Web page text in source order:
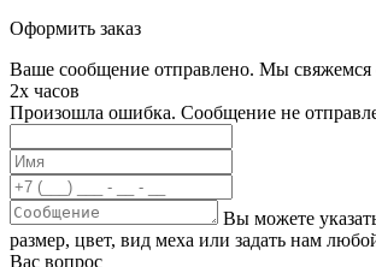
Оформить заказ
Ваше сообщение отправлено. Мы свяжемся
2х часов
Произошла ошибка. Сообщение не
Вы можете
размер, цвет, вид меха или задать нам
Вас вопрос